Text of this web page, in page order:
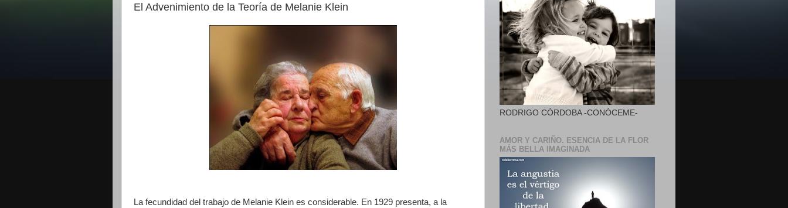
El Advenimiento de la Teoría de Melanie Klein
La fecundidad del trabajo de Melanie Klein es considerable. En 1929 presenta, a la
RODRIGO CÓRDOBA -CONÓCEME-
AMOR Y CARIÑO. ESENCIA DE LA FLOR
MÁS BELLA IMAGINADA